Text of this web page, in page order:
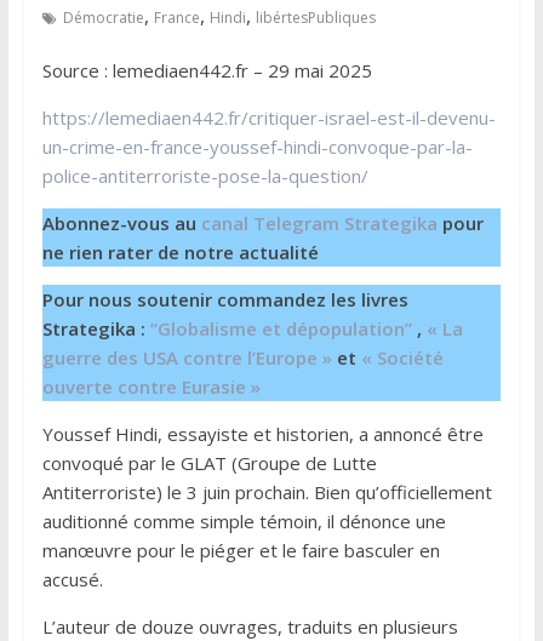
Démocratie, France, Hindi, libértesPubliques
Source : lemediaen442.fr – 29 mai 2025
https://lemediaen442.fr/critiquer-israel-est-il-devenu-
un-crime-en-france-youssef-hindi-convoque-par-la-
police-antiterroriste-pose-la-question/
Abonnez-vous au canal Telegram Strategika pour
ne rien rater de notre actualité
Pour nous soutenir commandez les livres
Strategika : “Globalisme et dépopulation”, « La
guerre des USA contre l’Europe » et « Société
ouverte contre Eurasie »
Youssef Hindi, essayiste et historien, a annoncé être
convoqué par le GLAT (Groupe de Lutte
Antiterroriste) le 3 juin prochain. Bien qu’officiellement
auditionné comme simple témoin, il dénonce une
manœuvre pour le piéger et le faire basculer en
accusé.
L’auteur de douze ouvrages, traduits en plusieurs